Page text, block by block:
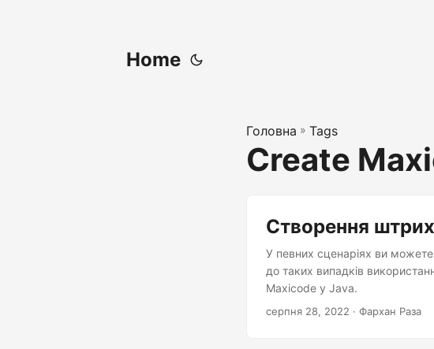
Home
Головна » Tags
Create
Створення
У певних сценаріях ви
до таких випадків
Maxicode у Java.
серпня 28, 2022 · Фархан Раза